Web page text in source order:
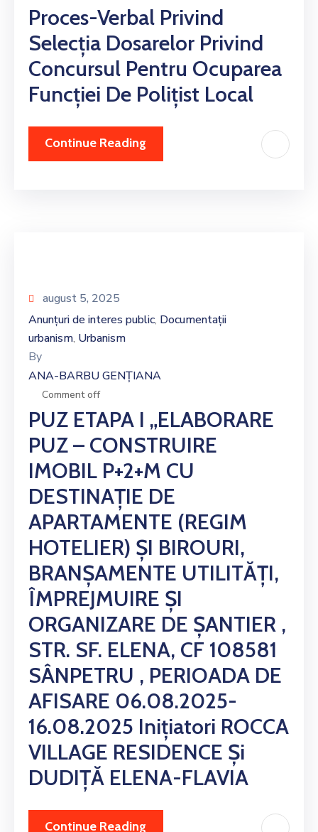
Proces-Verbal Privind
Selecția Dosarelor Privind
Concursul Pentru Ocuparea
Funcției De Polițist Local
Continue Reading
august 5, 2025
Anunțuri de interes public‚ Documentații
urbanism‚ Urbanism
By
ANA-BARBU GENȚIANA
Comment off
PUZ ETAPA I „ELABORARE
PUZ – CONSTRUIRE
IMOBIL P+2+M CU
DESTINAȚIE DE
APARTAMENTE (REGIM
HOTELIER) ȘI BIROURI,
BRANȘAMENTE UTILITĂȚI,
ÎMPREJMUIRE ȘI
ORGANIZARE DE ȘANTIER ,
STR. SF. ELENA, CF 108581
SÂNPETRU , PERIOADA DE
AFISARE 06.08.2025-
16.08.2025 Inițiatori ROCCA
VILLAGE RESIDENCE Și
DUDIȚĂ ELENA-FLAVIA
Continue Reading